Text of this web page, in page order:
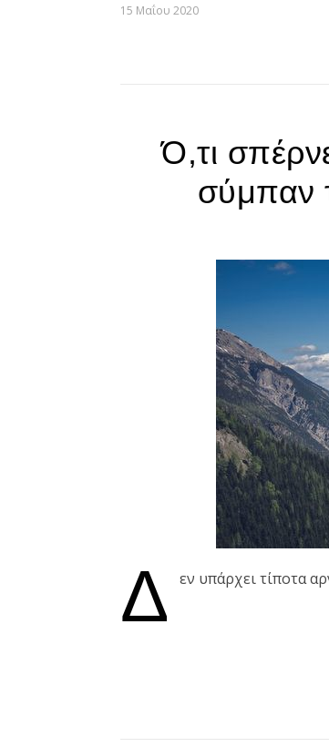
15 Μαΐου 2020
Ό,τι
σύμπαν
Δ εν υπάρχει τίποτα